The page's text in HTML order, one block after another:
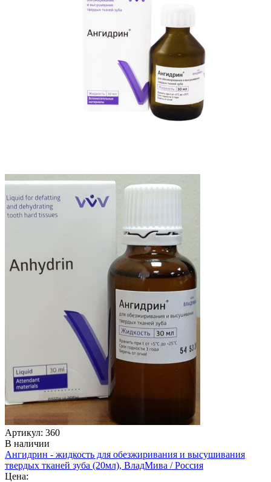
Артикул: 360
В наличии
Ангидрин - жидкость для обезжиривания и высушивания
твердых тканей зуба (20мл), ВладМива / Россия
Цена: